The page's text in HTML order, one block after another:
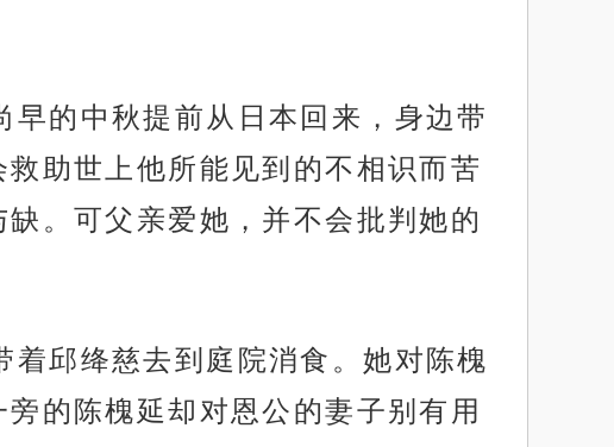
的中秋提前从日本回来，身边带
助世上他所能见到的不相识而苦
。可父亲爱她，并不会批判她的
邱绛慈去到庭院消食。她对陈槐
的陈槐延却对恩公的妻子别有用